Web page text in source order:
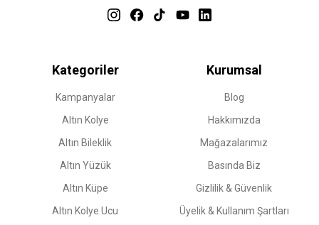
Kategoriler
Kampanyalar
Altın Kolye
Altın Bileklik
Altın Yüzük
Altın Küpe
Altın Kolye Ucu
Kurumsal
Blog
Hakkımızda
Mağazalarımız
Basında Biz
Gizlilik & Güvenlik
Üyelik & Kullanım Şartları